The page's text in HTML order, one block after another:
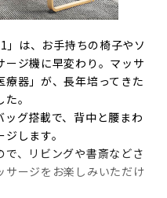
」は、お手持ちの椅子やソ
ージ機に早変わり。マッサ
器」が、長年培ってきた
。
グ搭載で、背中と腰まわ
します。
、リビングや書斎などさ
サージをお楽しみいただけ